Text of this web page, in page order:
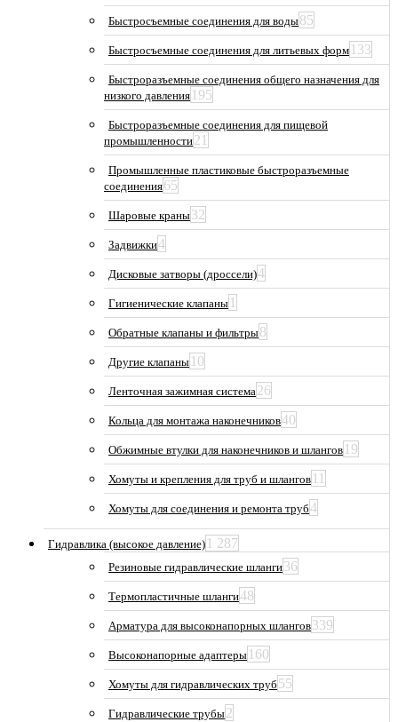
Быстросъемные соединения для воды85
Быстросъемные соединения для литьевых форм 133
Быстроразъемные соединения общего назначения для
низкого давления 195
Быстроразъемные соединения для пищевой
промышленности21
Промышленные пластиковые быстроразъемные
соединения65
Шаровые краны32
Задвижки4
Дисковые затворы (дроссели)4
Гигиенические клапаны 1
Обратные клапаны и фильтры8
Другие клапаны 10
Ленточная зажимная система26
Кольца для монтажа наконечников40
Обжимные втулки для наконечников и шлангов 19
Хомуты и крепления для труб и шлангов 11
Хомуты для соединения и ремонта труб4
Гидравлика (высокое давление) 1 287
Резиновые гидравлические шланги36
Термопластичные шланги48
Арматура для высоконапорных шлангов339
Высоконапорные адаптеры 160
Хомуты для гидравлических труб 55
Гидравлические трубы2